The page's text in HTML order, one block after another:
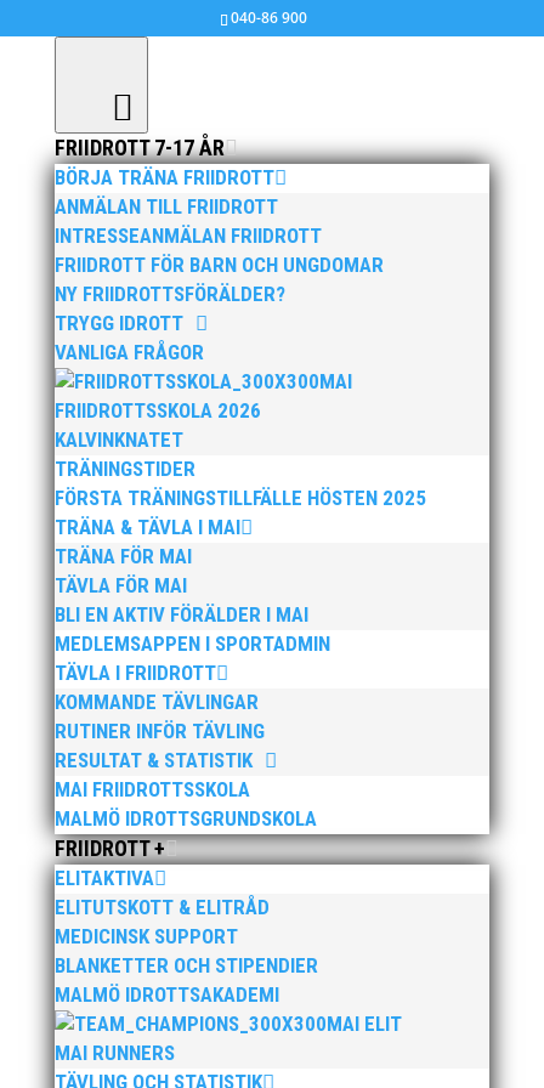
040-86 900
FRIIDROTT 7-17 ÅR
BÖRJA TRÄNA FRIIDROTT
ANMÄLAN TILL FRIIDROTT
INTRESSEANMÄLAN FRIIDROTT
FRIIDROTT FÖR BARN OCH UNGDOMAR
NY FRIIDROTTSFÖRÄLDER?
TRYGG IDROTT
VANLIGA FRÅGOR
MAI
FRIIDROTTSSKOLA 2026
KALVINKNATET
TRÄNINGSTIDER
FÖRSTA TRÄNINGSTILLFÄLLE HÖSTEN 2025
TRÄNA & TÄVLA I MAI
TRÄNA FÖR MAI
TÄVLA FÖR MAI
BLI EN AKTIV FÖRÄLDER I MAI
MEDLEMSAPPEN I SPORTADMIN
TÄVLA I FRIIDROTT
KOMMANDE TÄVLINGAR
RUTINER INFÖR TÄVLING
RESULTAT & STATISTIK
MAI FRIIDROTTSSKOLA
MALMÖ IDROTTSGRUNDSKOLA
FRIIDROTT +
ELITAKTIVA
ELITUTSKOTT & ELITRÅD
MEDICINSK SUPPORT
BLANKETTER OCH STIPENDIER
MALMÖ IDROTTSAKADEMI
MAI ELIT
MAI RUNNERS
TÄVLING OCH STATISTIK
jul 10, 2010 |Ingen kategori
Se VIDEO! DM i Eslöv, Höjdhopp-Helen-och-Anna,
(Klicka Här)
Publicerat tidigare
Söndagen den 13 november arrangerar vi återigen
vårt höstlopp med en snabb och platt bana i
natursköna Bunkeflostrand strax söder om
Öresundsbron. Distanserna 5 KM och 10 KM Anmälan
och info, klicka här!
I mitten på förra veckan fylldes Atleticum med
hundratals förväntansfulla och sprudlande barn från
totalt 25 olika skolor på MAIs årliga Malmö
Skolmästerskap. Skolorna på plats tävlade mot